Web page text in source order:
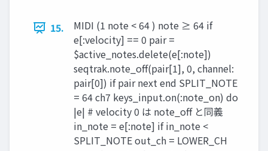
15.
MIDI (1 note < 64 ) note ≥ 64 if
e[:velocity] == 0 pair =
$active_notes.delete(e[:note])
seqtrak.note_off(pair[1], 0, channel:
pair[0]) if pair next end SPLIT_NOTE
= 64 ch7 keys_input.on(:note_on) do
|e| # velocity 0 は note_off と同義
in_note = e[:note] if in_note <
SPLIT_NOTE out_ch = LOWER_CH